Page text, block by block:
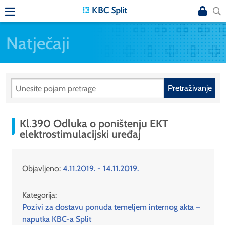
Natječaji
Pretraživanje
Kl.390 Odluka o poništenju EKT
elektrostimulacijski uređaj
Objavljeno: 4.11.2019. - 14.11.2019.
Kategorija:
Pozivi za dostavu ponuda temeljem internog akta –
naputka KBC-a Split